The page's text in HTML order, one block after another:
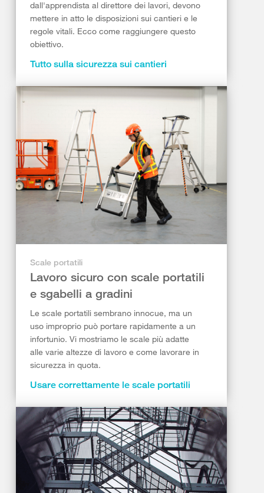
dall'apprendista al direttore dei lavori, devono
mettere in atto le disposizioni sui cantieri e le
regole vitali. Ecco come raggiungere questo
obiettivo.
Tutto sulla sicurezza sui cantieri
Scale portatili
Lavoro sicuro con scale portatili
e sgabelli a gradini
Le scale portatili sembrano innocue, ma un
uso improprio può portare rapidamente a un
infortunio. Vi mostriamo le scale più adatte
alle varie altezze di lavoro e come lavorare in
sicurezza in quota.
Usare correttamente le scale portatili